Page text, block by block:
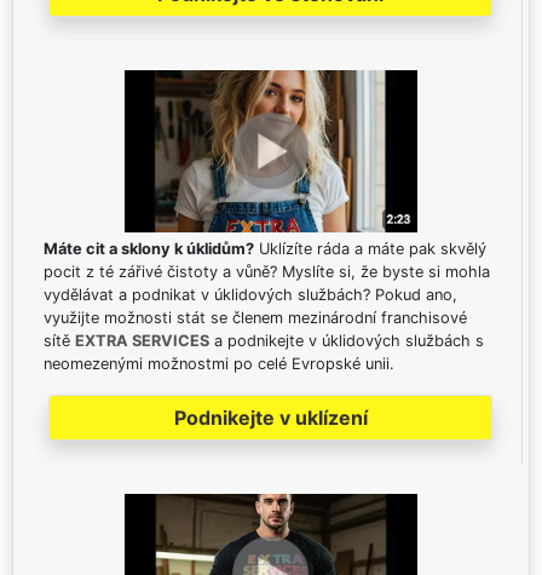
Máte cit a sklony k úklidům? Uklízíte ráda a máte pak skvělý
pocit z té zářivé čistoty a vůně? Myslíte si, že byste si mohla
vydělávat a podnikat v úklidových službách? Pokud ano,
využijte možnosti stát se členem mezinárodní franchisové
sítě EXTRA SERVICES a podnikejte v úklidových službách s
neomezenými možnostmi po celé Evropské unii.
Podnikejte v uklízení